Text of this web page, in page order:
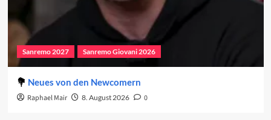
Sanremo 2027 Sanremo Giovani 2026
Neues von den Newcomern
Raphael Mair 8. August 2026 0